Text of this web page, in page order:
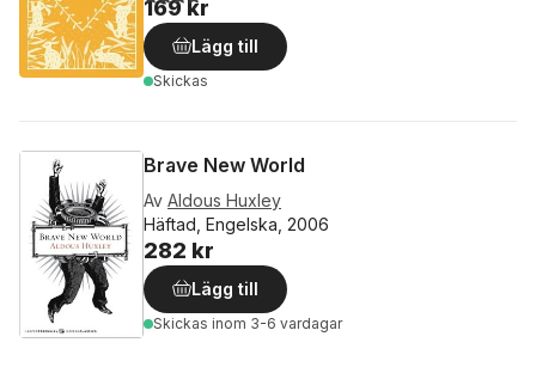
169 kr
Lägg till
Skickas
Brave New World
Av Aldous Huxley
Häftad, Engelska, 2006
282 kr
Lägg till
Skickas inom 3-6 vardagar